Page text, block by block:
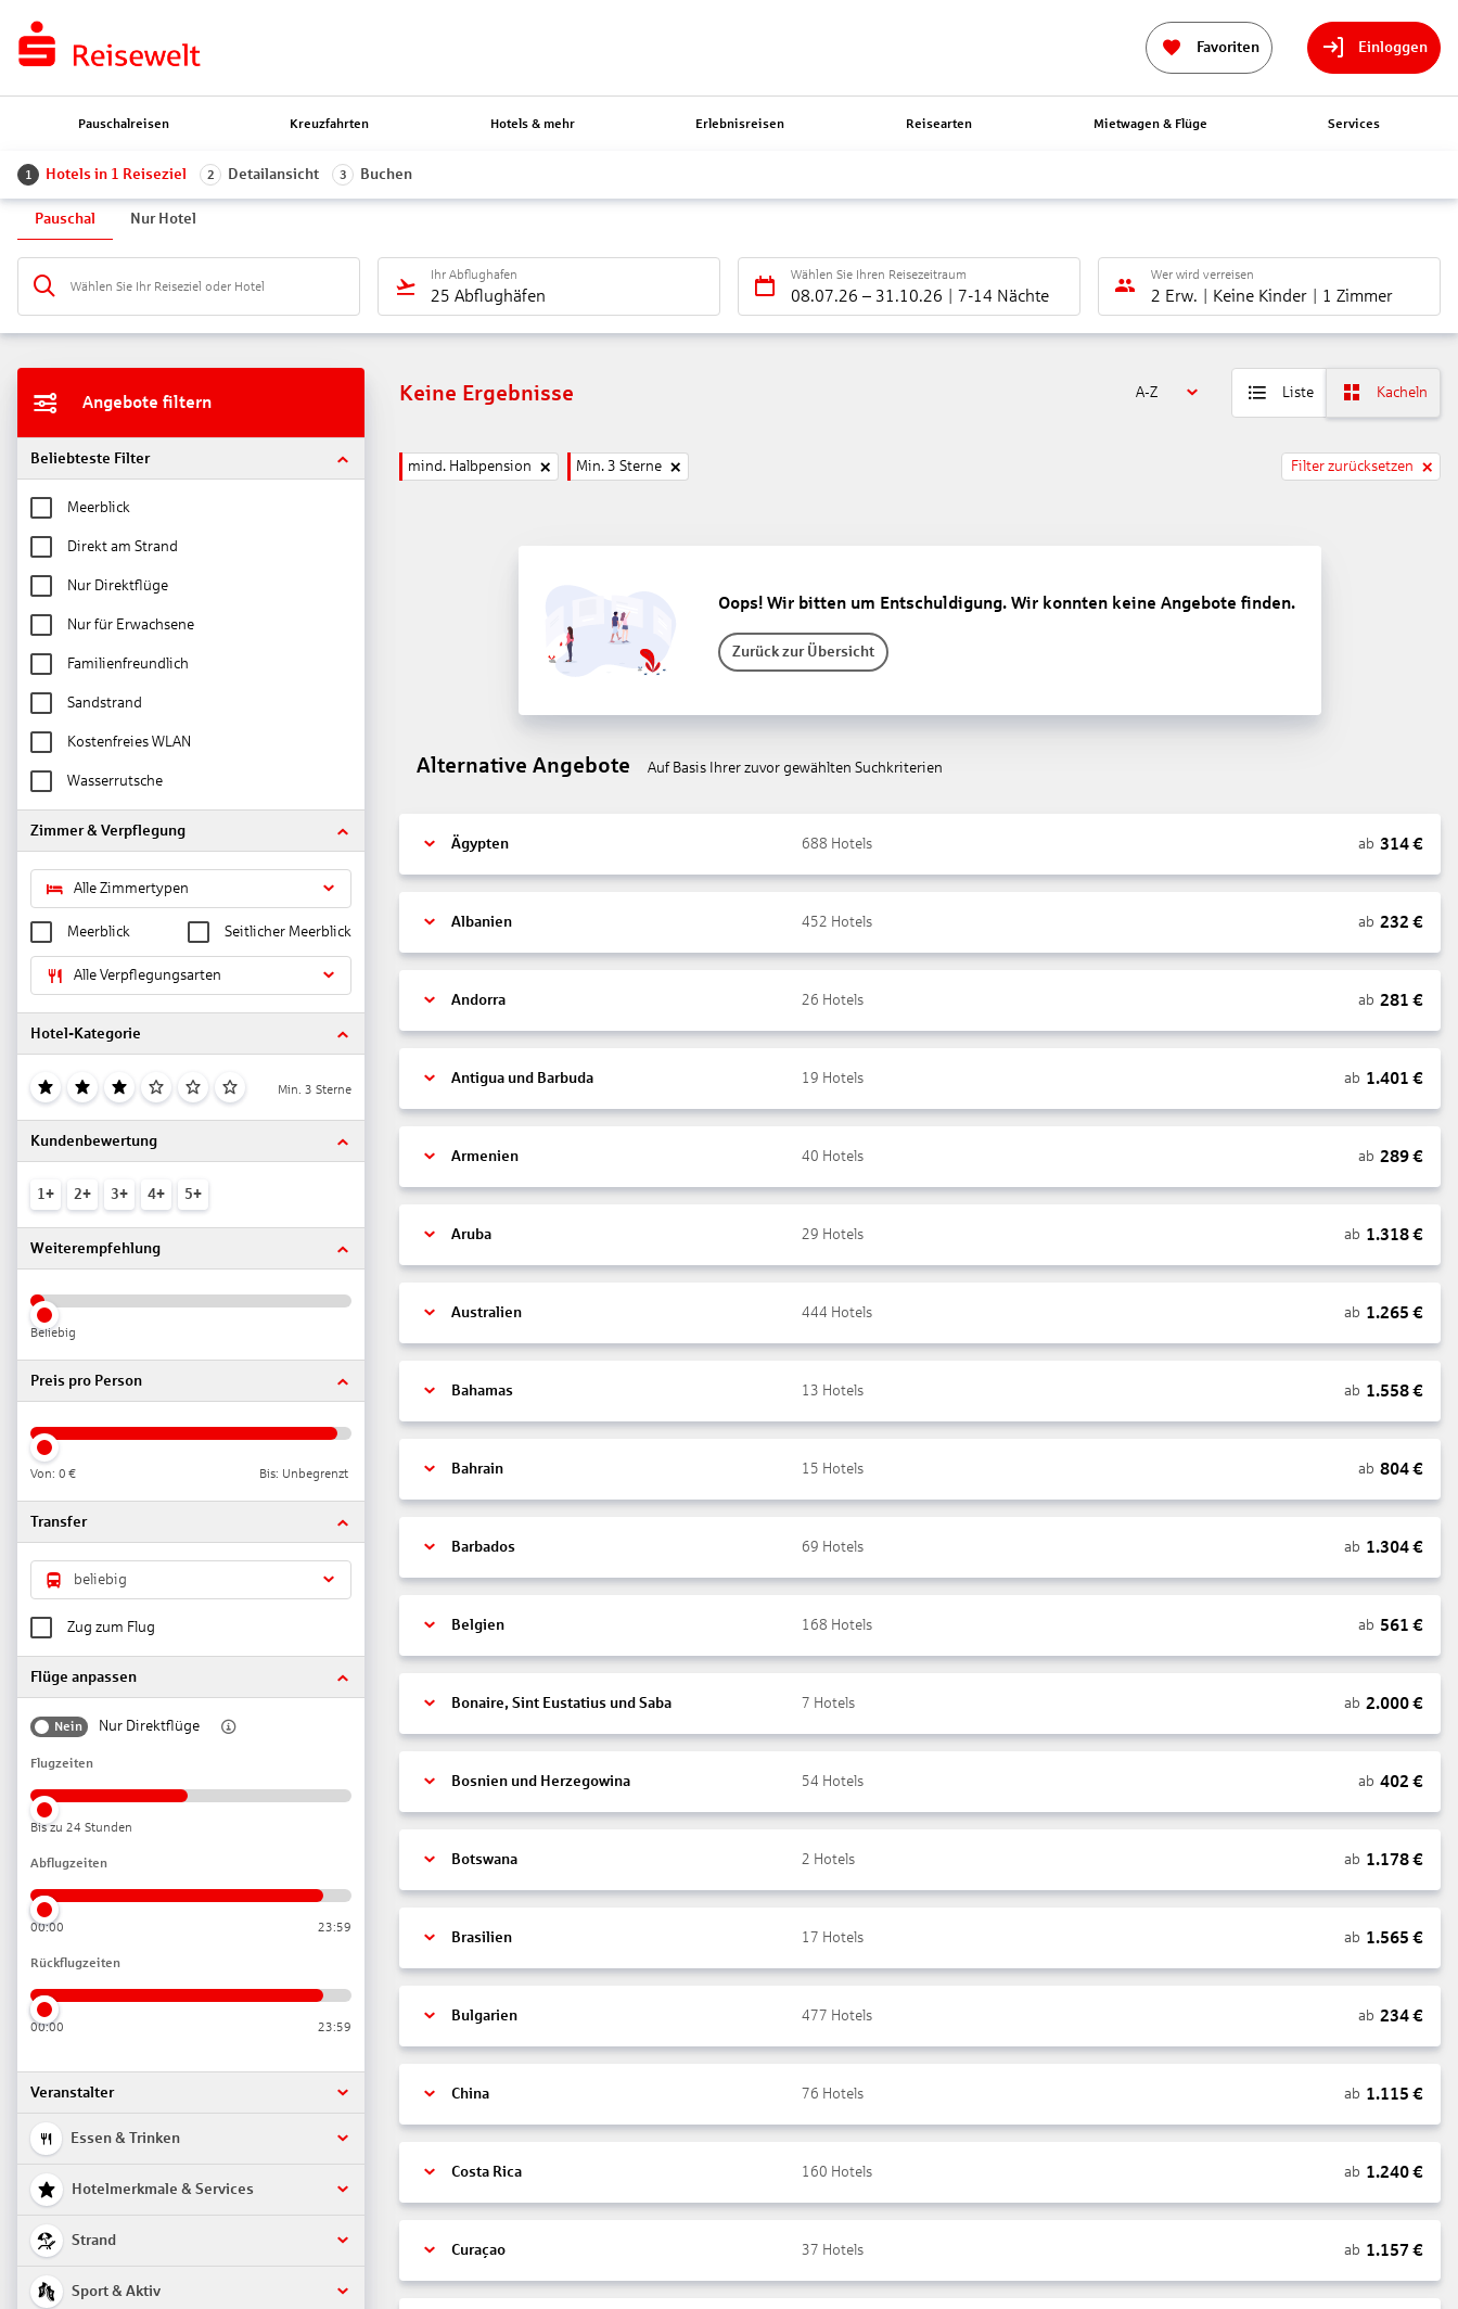
Favoriten Einloggen
Pauschalreisen Kreuzfahrten Hotels & mehr Erlebnisreisen Reisearten Mietwagen & Flüge Services
1 Hotels in 1 Reiseziel 2 Detailansicht 3 Buchen
Pauschal Nur Hotel
Wählen Sie Ihr Reiseziel oder Hotel
Ihr Abflughafen
25 Abflughäfen
Wählen Sie Ihren Reisezeitraum
08.07.26 – 31.10.26 7-14 Nächte
Wer wird verreisen
2 Erw. Keine Kinder 1 Zimmer
Angebote filtern
Beliebteste Filter
Meerblick
Direkt am Strand
Nur Direktflüge
Nur für Erwachsene
Familienfreundlich
Sandstrand
Kostenfreies WLAN
Wasserrutsche
Zimmer & Verpflegung
Alle Zimmertypen
Meerblick Seitlicher Meerblick
Alle Verpflegungsarten
Hotel-Kategorie
Min. 3 Sterne
Kundenbewertung
1+ 2+ 3+ 4+ 5+
Weiterempfehlung
Beliebig
Preis pro Person
Von: 0 € Bis: Unbegrenzt
Transfer
beliebig
Zug zum Flug
Flüge anpassen
Nein Nur Direktflüge
Flugzeiten
Bis zu 24 Stunden
Abflugzeiten
00:00 23:59
Rückflugzeiten
00:00 23:59
Veranstalter
Essen & Trinken
Hotelmerkmale & Services
Strand
Sport & Aktiv
Keine Ergebnisse A-Z Liste Kacheln
mind. Halbpension Min. 3 Sterne Filter zurücksetzen
Oops! Wir bitten um Entschuldigung. Wir konnten keine Angebote finden.
Zurück zur Übersicht
Alternative Angebote Auf Basis Ihrer zuvor gewählten Suchkriterien
Ägypten 688 Hotels ab 314€
Albanien 452 Hotels ab 232 €
Andorra 26 Hotels ab 281 €
Antigua und Barbuda 19 Hotels ab 1.401 €
Armenien 40 Hotels ab 289€
Aruba 29 Hotels ab 1.318€
Australien 444 Hotels ab 1.265 €
Bahamas 13 Hotels ab 1.558€
Bahrain 15 Hotels ab 804€
Barbados 69 Hotels ab 1.304€
Belgien 168 Hotels ab 561 €
Bonaire, Sint Eustatius und Saba 7 Hotels ab 2.000€
Bosnien und Herzegowina 54 Hotels ab 402 €
Botswana 2 Hotels ab 1.178€
Brasilien 17 Hotels ab 1.565 €
Bulgarien 477 Hotels ab 234€
China 76 Hotels ab 1.115 €
Costa Rica 160 Hotels ab 1.240€
Curaçao 37 Hotels ab 1.157 €